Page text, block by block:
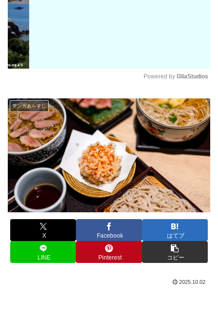
u
t
e
Powered by GliaStudios
マンガあらすじ
X Facebook はてブ
LINE Pinterest コピー
2025.10.02